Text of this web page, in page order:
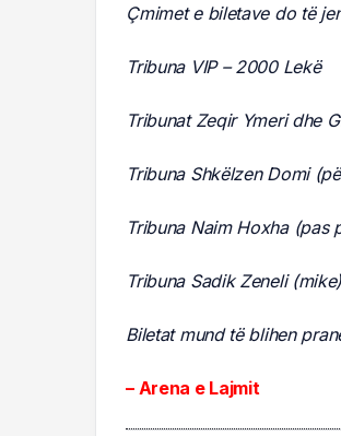
Çmimet e biletave do të
Tribuna VIP – 2000 Lekë
Tribunat Zeqir Ymeri dhe
Tribuna Shkëlzen Domi
Tribuna Naim Hoxha (pas
Tribuna Sadik Zeneli
Biletat mund të blihen
– Arena e Lajmit